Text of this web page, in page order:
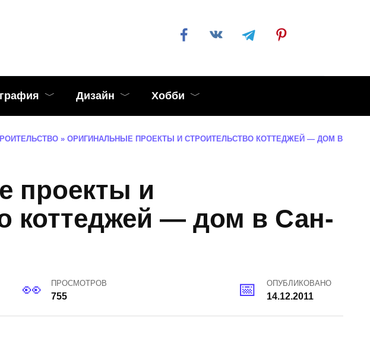
Дизайн Хобби
» ОРИГИНАЛЬНЫЕ ПРОЕКТЫ И СТРОИТЕЛЬСТВО КОТТЕДЖЕЙ — ДОМ В
проекты и
коттеджей — дом в Сан-
ПРОСМОТРОВ
755
ОПУБЛИКОВАНО
14.12.2011